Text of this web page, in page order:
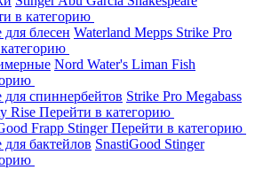
в категорию
блесен Waterland Mepps Strike Pro
Nord Water's Liman Fish
спиннербейтов Strike Pro Megabass
Rise Перейти в категорию
Frapp StingerПерейти в категорию
бактейлов SnastiGood Stinger